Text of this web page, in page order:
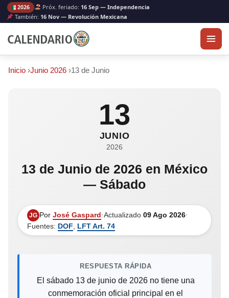
2026 Próx. feriado: 16 Sep — Independencia
También: 16 Nov — Revolución Mexicana
Inicio ›Junio 2026 ›13 de Junio
13
JUNIO
2026
13 de Junio de 2026 en México
— Sábado
JG Por José Gaspard·Actualizado 09 Ago 2026·
Fuentes: DOF LFT Art. 74
RESPUESTA RÁPIDA
El sábado 13 de junio de 2026 no tiene una
conmemoración oficial principal en el